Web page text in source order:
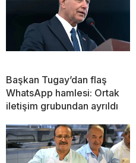
Başkan Tugay’dan flaş
WhatsApp hamlesi: Ortak
iletişim grubundan ayrıldı